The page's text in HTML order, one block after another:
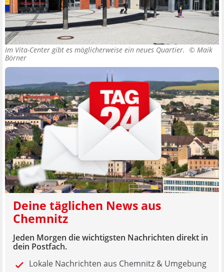
Im Vita-Center gibt es möglicherweise ein neues Quartier. © Maik
Börner
Deine täglichen News aus
Chemnitz
Jeden Morgen die wichtigsten Nachrichten direkt in
dein Postfach.
Lokale Nachrichten aus Chemnitz & Umgebung